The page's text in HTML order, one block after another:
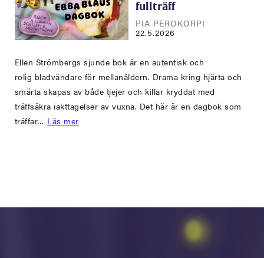
fullträff
PIA PEROKORPI
22.5.2026
Ellen Strömbergs sjunde bok är en autentisk och
rolig bladvändare för mellanåldern. Drama kring hjärta och
smärta skapas av både tjejer och killar kryddat med
träffsäkra iakttagelser av vuxna. Det här är en dagbok som
träffar… Läs mer